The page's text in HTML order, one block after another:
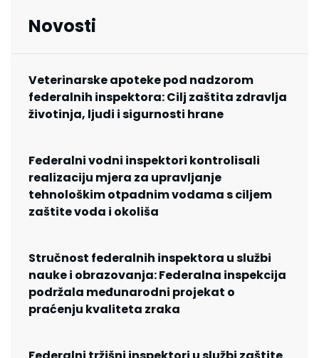
Novosti
Veterinarske apoteke pod nadzorom
federalnih inspektora: Cilj zaštita zdravlja
životinja, ljudi i sigurnosti hrane
Federalni vodni inspektori kontrolisali
realizaciju mjera za upravljanje
tehnološkim otpadnim vodama s ciljem
zaštite voda i okoliša
Stručnost federalnih inspektora u službi
nauke i obrazovanja: Federalna inspekcija
podržala međunarodni projekat o
praćenju kvaliteta zraka